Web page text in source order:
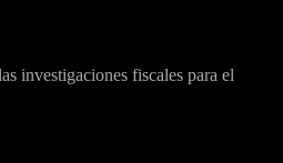
investigaciones fiscales para el